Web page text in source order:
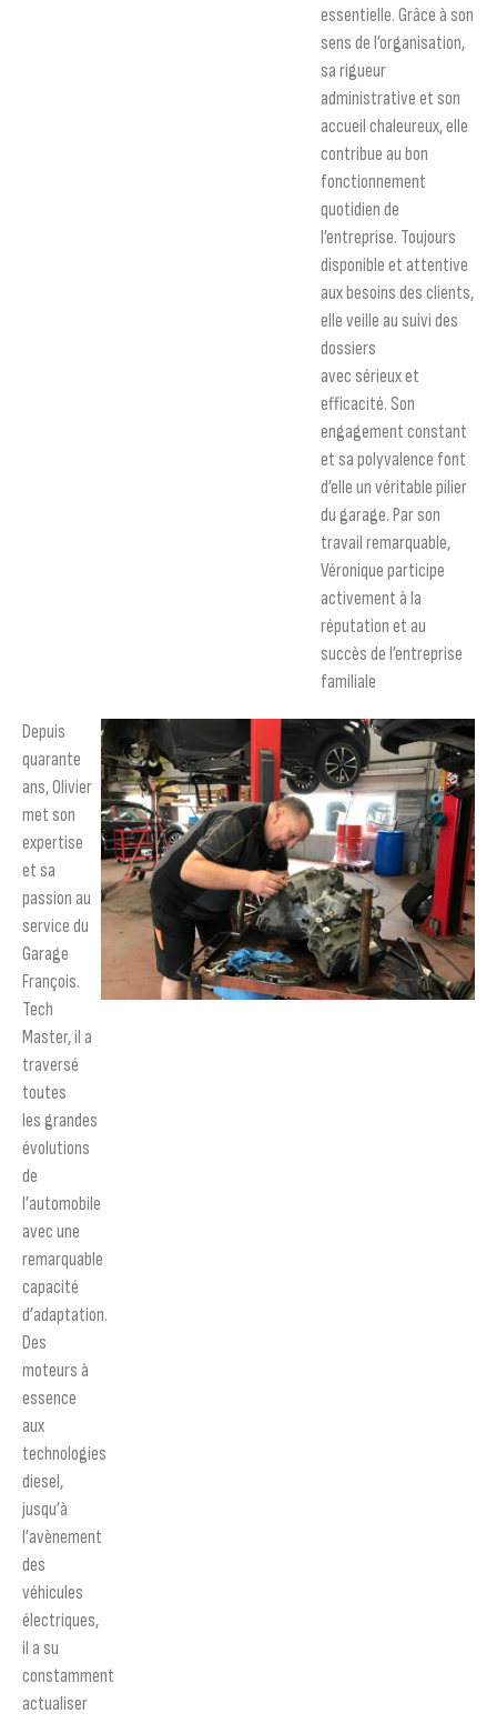
essentielle. Grâce à son
sens de l’organisation,
sa rigueur
administrative et son
accueil chaleureux, elle
contribue au bon
fonctionnement
quotidien de
l’entreprise. Toujours
disponible et attentive
aux besoins des clients,
elle veille au suivi des
dossiers
avec sérieux et
efficacité. Son
engagement constant
et sa polyvalence font
d’elle un véritable pilier
du garage. Par son
travail remarquable,
Véronique participe
activement à la
réputation et au
succès de l’entreprise
familiale
Depuis
quarante
ans, Olivier
met son
expertise
et sa
passion au
service du
Garage
François.
Tech
Master, il a
traversé
toutes
les grandes
évolutions
de
l’automobile
avec une
remarquable
capacité
d’adaptation.
Des
moteurs à
essence
aux
technologies
diesel,
jusqu’à
l’avènement
des
véhicules
électriques,
il a su
constamment
actualiser